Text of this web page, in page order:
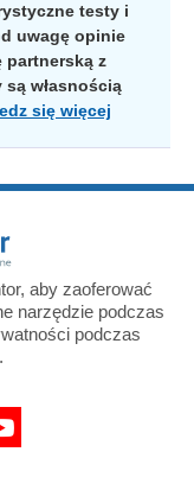
testy i
uwagę opinie
partnerską z
własnością
się więcej
aby zaoferować
narzędzie podczas
podczas